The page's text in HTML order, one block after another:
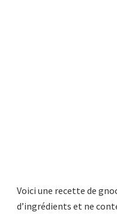
Voici une recette de
d’ingrédients et ne